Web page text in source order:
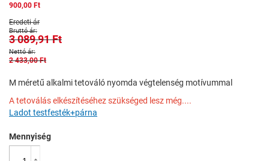
elejére
900,00 Ft
Eredeti ár
3 089,91 Ft
2 433,00 Ft
M méretű alkalmi tetováló nyomda végtelenség motívummal
A tetoválás elkészítéséhez szükséged lesz még....
Ladot testfesték+párna
Mennyiség